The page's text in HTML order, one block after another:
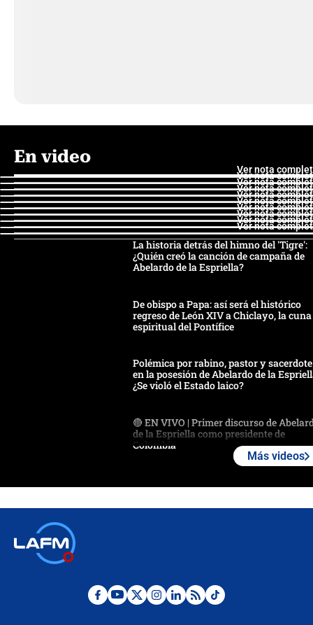
En video
Ver nota
Ver nota
Ver nota
Ver nota
Ver nota
Ver nota
Ver nota
Ver nota
Ver nota
Ver nota
La historia detrás del himno del 'Tigre':
¿Quién creó la canción de campaña de
Abelardo de la Espriella?
De obispo a Papa: así será el histórico
regreso de León XIV a Chiclayo, la cuna
espiritual del Pontífice
Polémica por rabino, pastor y sacerdote
en la posesión de Abelardo de la
¿Se violó el Estado laico?
🔴 EN VIVO | Primer discurso de
de la Espriella como presidente de
Colombia
Desde dermatitis hasta infecciones: los
Más videos